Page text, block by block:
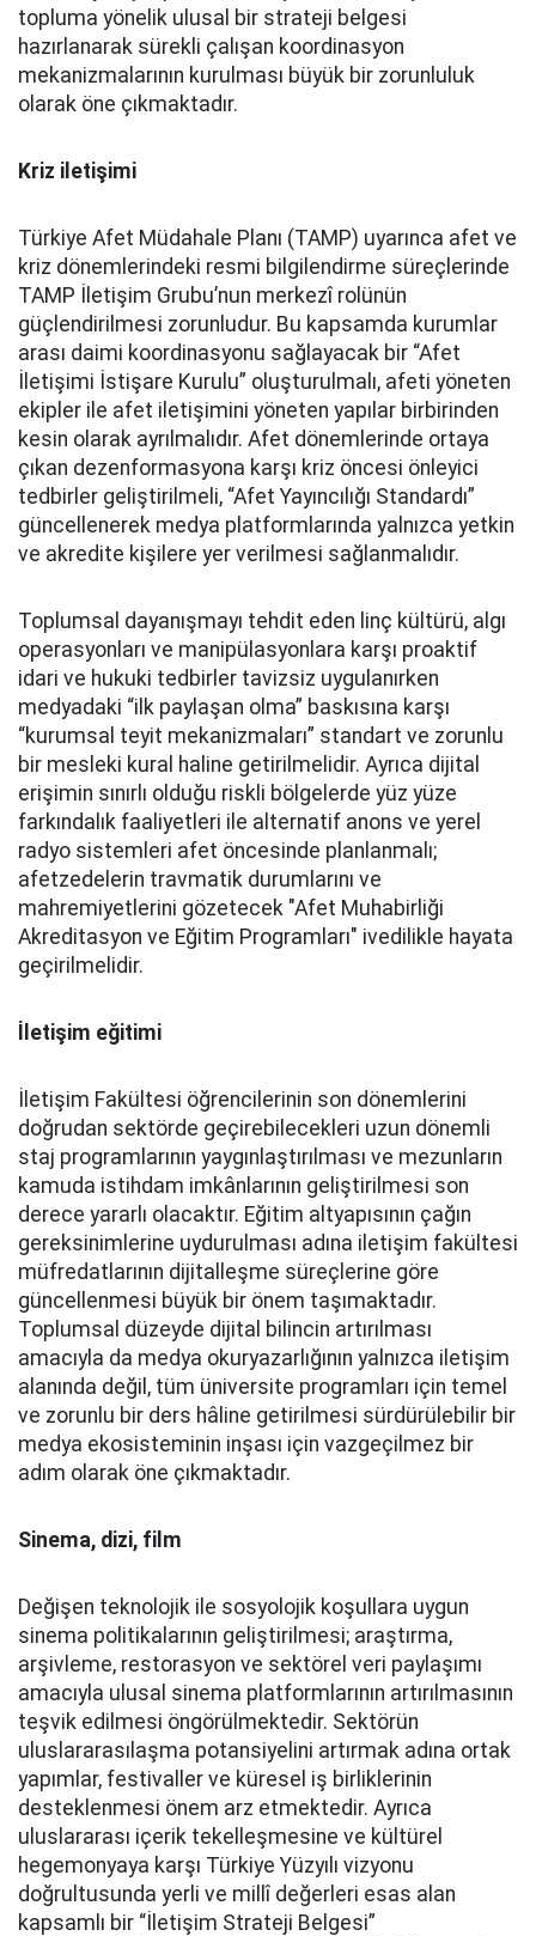
topluma yönelik ulusal bir strateji belgesi
hazırlanarak sürekli çalışan koordinasyon
mekanizmalarının kurulması büyük bir zorunluluk
olarak öne çıkmaktadır.
Kriz iletişimi
Türkiye Afet Müdahale Planı (TAMP) uyarınca afet ve
kriz dönemlerindeki resmi bilgilendirme süreçlerinde
TAMP İletişim Grubu’nun merkezî rolünün
güçlendirilmesi zorunludur. Bu kapsamda kurumlar
arası daimi koordinasyonu sağlayacak bir “Afet
İletişimi İstişare Kurulu” oluşturulmalı, afeti yöneten
ekipler ile afet iletişimini yöneten yapılar birbirinden
kesin olarak ayrılmalıdır. Afet dönemlerinde ortaya
çıkan dezenformasyona karşı kriz öncesi önleyici
tedbirler geliştirilmeli, “Afet Yayıncılığı Standardı”
güncellenerek medya platformlarında yalnızca yetkin
ve akredite kişilere yer verilmesi sağlanmalıdır.
Toplumsal dayanışmayı tehdit eden linç kültürü, algı
operasyonları ve manipülasyonlara karşı proaktif
idari ve hukuki tedbirler tavizsiz uygulanırken
medyadaki “ilk paylaşan olma” baskısına karşı
“kurumsal teyit mekanizmaları” standart ve zorunlu
bir mesleki kural haline getirilmelidir. Ayrıca dijital
erişimin sınırlı olduğu riskli bölgelerde yüz yüze
farkındalık faaliyetleri ile alternatif anons ve yerel
radyo sistemleri afet öncesinde planlanmalı;
afetzedelerin travmatik durumlarını ve
mahremiyetlerini gözetecek "Afet Muhabirliği
Akreditasyon ve Eğitim Programları" ivedilikle hayata
geçirilmelidir.
İletişim eğitimi
İletişim Fakültesi öğrencilerinin son dönemlerini
doğrudan sektörde geçirebilecekleri uzun dönemli
staj programlarının yaygınlaştırılması ve mezunların
kamuda istihdam imkânlarının geliştirilmesi son
derece yararlı olacaktır. Eğitim altyapısının çağın
gereksinimlerine uydurulması adına iletişim fakültesi
müfredatlarının dijitalleşme süreçlerine göre
güncellenmesi büyük bir önem taşımaktadır.
Toplumsal düzeyde dijital bilincin artırılması
amacıyla da medya okuryazarlığının yalnızca iletişim
alanında değil, tüm üniversite programları için temel
ve zorunlu bir ders hâline getirilmesi sürdürülebilir bir
medya ekosisteminin inşası için vazgeçilmez bir
adım olarak öne çıkmaktadır.
Sinema, dizi, film
Değişen teknolojik ile sosyolojik koşullara uygun
sinema politikalarının geliştirilmesi; araştırma,
arşivleme, restorasyon ve sektörel veri paylaşımı
amacıyla ulusal sinema platformlarının artırılmasının
teşvik edilmesi öngörülmektedir. Sektörün
uluslararasılaşma potansiyelini artırmak adına ortak
yapımlar, festivaller ve küresel iş birliklerinin
desteklenmesi önem arz etmektedir. Ayrıca
uluslararası içerik tekelleşmesine ve kültürel
hegemonyaya karşı Türkiye Yüzyılı vizyonu
doğrultusunda yerli ve millî değerleri esas alan
kapsamlı bir “İletişim Strateji Belgesi”